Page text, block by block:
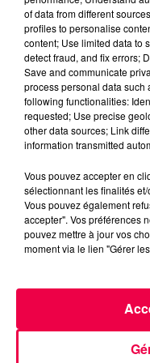
5 août 2026
Des assiettes
excès de plomb
Du plomb a été
of data from different
profiles to personalise
content; Use limited data to
detect fraud, and fix errors;
Save and communicate
process personal data such
following functionalities:
requested; Use precise
other data sources; Link
information transmitted
Vous pouvez accepter en
sélectionnant les finalités
Vous pouvez également
accepter". Vos préférences
pouvez mettre à jour vos
moment via le lien "Gérer